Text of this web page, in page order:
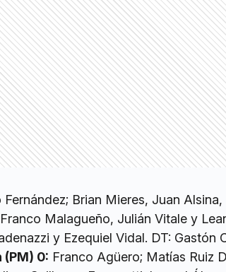
Fernández; Brian Mieres, Juan
Malagueño, Julián Vitale y
y Ezequiel Vidal. DT: Gastón
0: Franco Agüero; Matías Ruiz